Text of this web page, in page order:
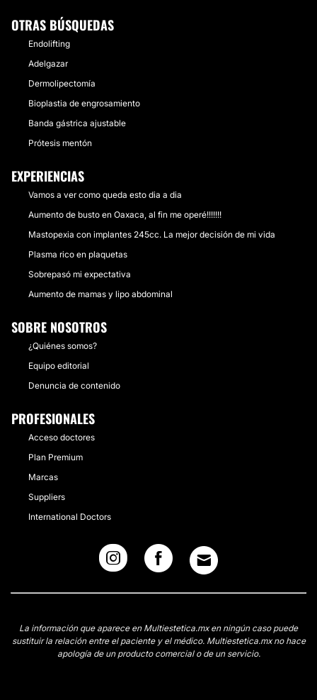
OTRAS BÚSQUEDAS
Endolifting
Adelgazar
Dermolipectomía
Bioplastia de engrosamiento
Banda gástrica ajustable
Prótesis mentón
EXPERIENCIAS
Vamos a ver como queda esto dia a dia
Aumento de busto en Oaxaca, al fin me operé!!!!!!!
Mastopexia con implantes 245cc. La mejor decisión de mi vida
Plasma rico en plaquetas
Sobrepasó mi expectativa
Aumento de mamas y lipo abdominal
SOBRE NOSOTROS
¿Quiénes somos?
Equipo editorial
Denuncia de contenido
PROFESIONALES
Acceso doctores
Plan Premium
Marcas
Suppliers
International Doctors
La información que aparece en Multiestetica.mx en ningún caso puede
sustituir la relación entre el paciente y el médico. Multiestetica.mx no hace
apología de un producto comercial o de un servicio.